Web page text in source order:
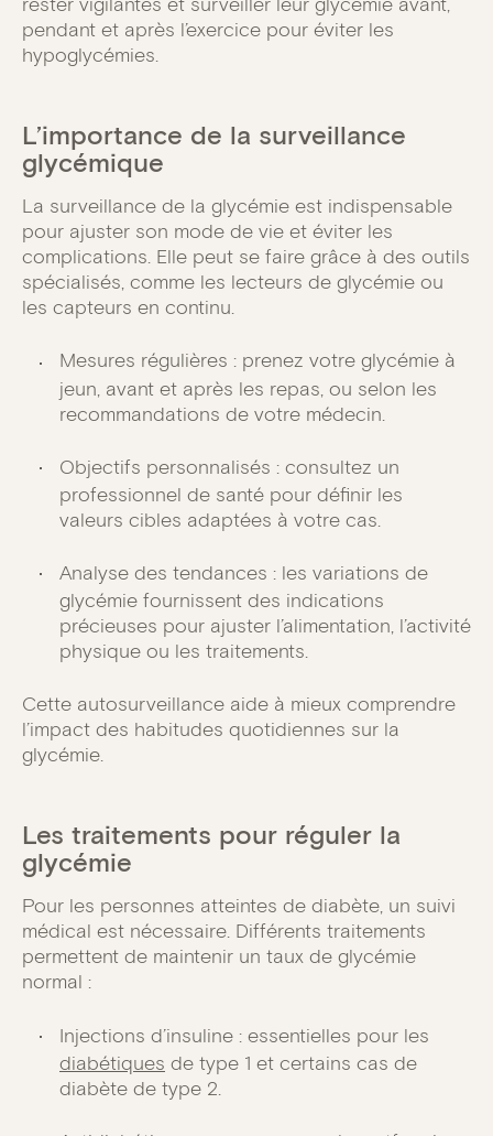
pendant et après l’exercice pour éviter les
hypoglycémies.
L’importance de la surveillance
glycémique
La surveillance de la glycémie est indispensable
pour ajuster son mode de vie et éviter les
complications. Elle peut se faire grâce à des outils
spécialisés, comme les lecteurs de glycémie ou
les capteurs en continu.
Mesures régulières : prenez votre glycémie à
jeun, avant et après les repas, ou selon les
recommandations de votre médecin.
Objectifs personnalisés : consultez un
professionnel de santé pour définir les
valeurs cibles adaptées à votre cas.
Analyse des tendances : les variations de
glycémie fournissent des indications
précieuses pour ajuster l’alimentation, l’activité
physique ou les traitements.
Cette autosurveillance aide à mieux comprendre
l’impact des habitudes quotidiennes sur la
glycémie.
Les traitements pour réguler la
glycémie
Pour les personnes atteintes de diabète, un suivi
médical est nécessaire. Différents traitements
permettent de maintenir un taux de glycémie
normal :
Injections d’insuline : essentielles pour les
diabétiques de type 1 et certains cas de
diabète de type 2.